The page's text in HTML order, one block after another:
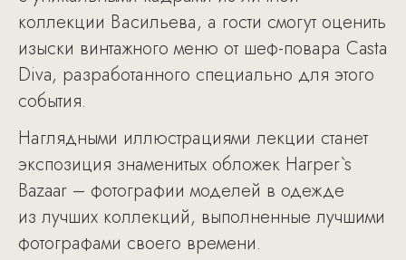
коллекции Васильева, а гости смогут оценить
изыски винтажного меню от шеф-повара Сasta
Diva, разработанного специально для этого
события.
Наглядными иллюстрациями лекции станет
экспозиция знаменитых обложек Harper`s
Bazaar – фотографии моделей в одежде
из лучших коллекций, выполненные лучшими
фотографами своего времени.